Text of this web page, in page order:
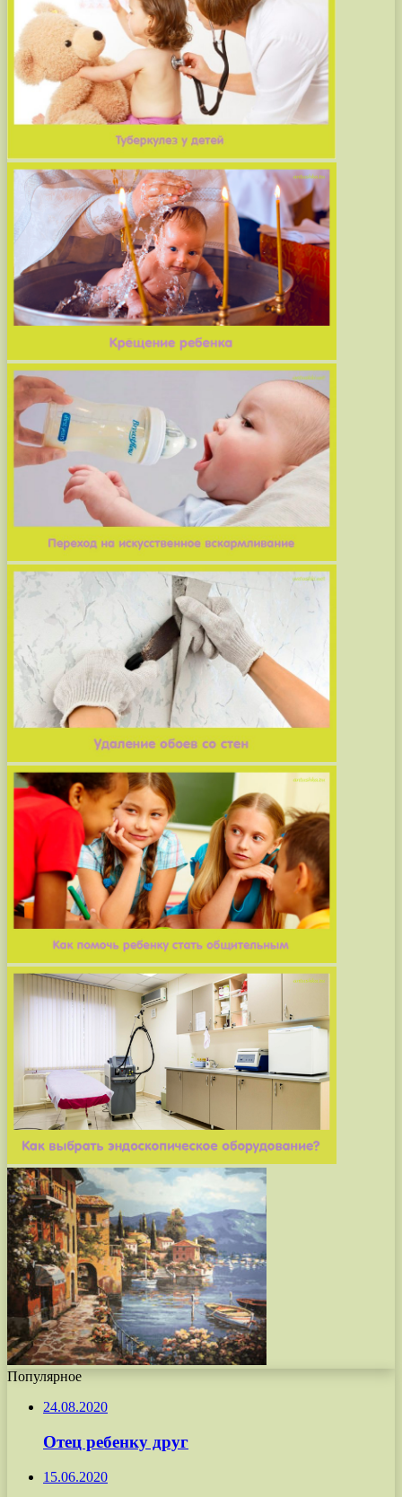
Популярное
24.08.2020
Отец ребенку друг
15.06.2020